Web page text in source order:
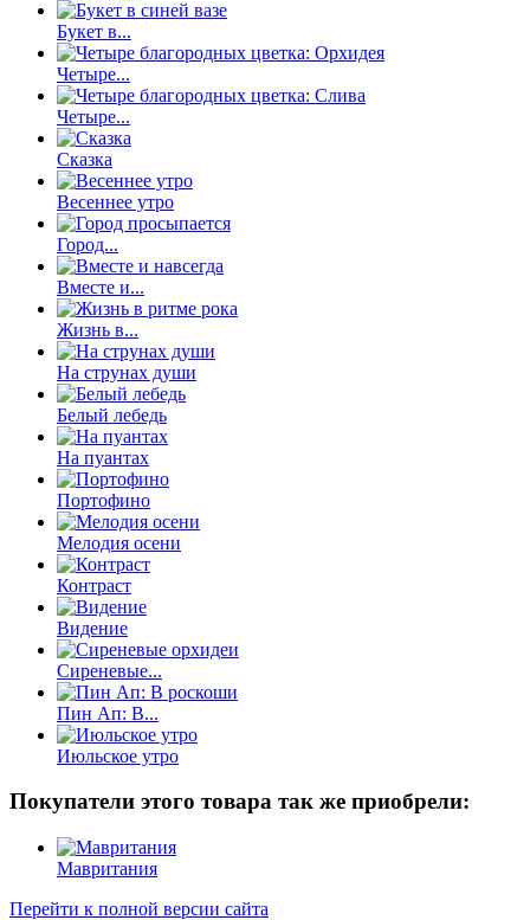
Букет в...
Четыре...
Четыре...
Сказка
Весеннее утро
Город...
Вместе и...
Жизнь в...
На струнах души
Белый лебедь
На пуантах
Портофино
Мелодия осени
Контраст
Видение
Сиреневые...
Пин Ап: В...
Июльское утро
Покупатели этого товара так же приобрели:
Мавритания
Перейти к полной версии сайта